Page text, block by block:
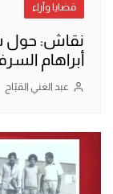
قضايا وآراء
نقاش: حول
أبراهام
عبد الغني القبّاج